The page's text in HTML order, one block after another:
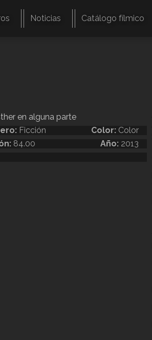
Noticias Catálogo fílmico
Ficción Color: Color
84.00 Año: 2013